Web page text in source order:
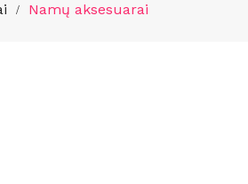
Namų aksesuarai